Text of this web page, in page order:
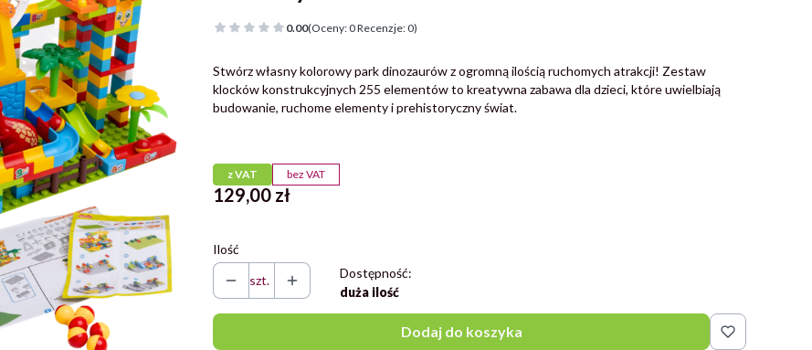
0.00(Oceny: 0 Recenzje: 0)
Stwórz własny kolorowy park dinozaurów z ogromną ilością ruchomych atrakcji! Zestaw
klocków konstrukcyjnych 255 elementów to kreatywna zabawa dla dzieci, które uwielbiają
budowanie, ruchome elementy i prehistoryczny świat.
z VAT bez VAT
Cena
129,00 zł
Ilość
szt.
Dostępność:
duża ilość
Dodaj do koszyka